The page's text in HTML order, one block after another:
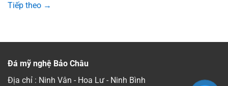
Tiếp theo →
Đá mỹ nghệ Bảo Châu
Địa chỉ : Ninh Vân - Hoa Lư - Ninh Bình